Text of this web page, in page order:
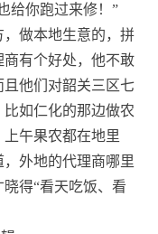
给你跑过来修！”
做本地生意的，拼
有个好处，他不敢
他们对韶关三区七
如仁化的那边做农
午果农都在地里
外地的代理商哪里
得“看天吃饭、看